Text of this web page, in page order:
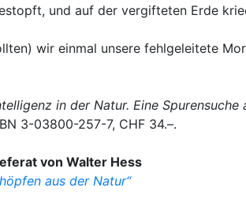
und auf der vergifteten Erde
wir einmal unsere fehlgeleitete
in der Natur. Eine Spurensuche
3-03800-257-7, CHF 34.–.
von Walter Hess
aus der Natur“